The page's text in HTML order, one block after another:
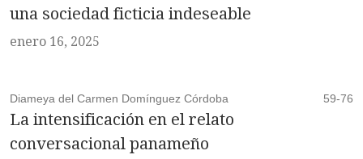
una sociedad ficticia indeseable
enero 16, 2025
Diameya del Carmen Domínguez Córdoba 59-76
La intensificación en el relato
conversacional panameño